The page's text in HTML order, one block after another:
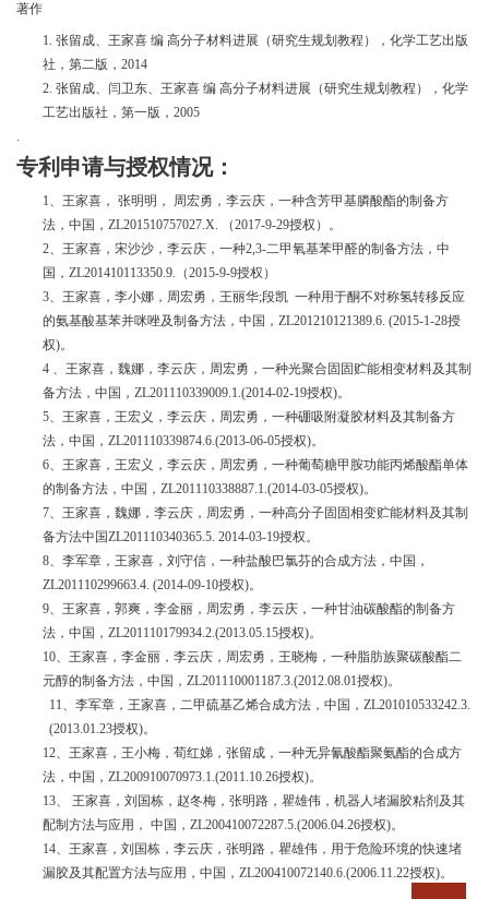
著作
1. 张留成、王家喜 编 高分子材料进展（研究生规划教程），化学工艺出版
社，第二版， 2014
2. 张留成、闫卫东、王家喜 编 高分子材料进展（研究生规划教程），化学
工艺出版社，第一版， 2005
.
专利申请与授权情况：
1、 王家喜， 张明明，
周宏勇，李云庆，一种含芳甲基膦酸酯的制备方
法，中国， ZL201510757027.X. （2017-9-29授权）。
2、王家喜，宋沙沙，李云庆，一种2,3-二甲氧基苯甲醛的制备方法，中
国，ZL201410113350.9.（2015-9-9授权）
3、王家喜，李小娜，周宏勇，王丽华;段凯 一种用于酮不对称氢转移反应
的氨基酸基苯并咪唑及制备方法，中国，ZL201210121389.6. (2015-1-28授
权)。
4 、王家喜，魏娜，李云庆，周宏勇，一种光聚合固固贮能相变材料及其制
备方法，中国，ZL201110339009.1.(2014-02-19授权)。
5、王家喜，王宏义，李云庆，周宏勇，一种硼吸附凝胶材料及其制备方
法，中国，ZL201110339874.6.(2013-06-05授权)。
6、王家喜，王宏义，李云庆，周宏勇，一种葡萄糖甲胺功能丙烯酸酯单体
的制备方法，中国，ZL201110338887.1.(2014-03-05授权)。
7、王家喜，魏娜，李云庆，周宏勇，一种高分子固固相变贮能材料及其制
备方法中国ZL201110340365.5. 2014-03-19授权。
8、李军章，王家喜，刘守信，一种盐酸巴氯芬的合成方法，中国，
ZL201110299663.4. (2014-09-10授权)。
9、王家喜，郭爽，李金丽，周宏勇，李云庆，一种甘油碳酸酯的制备方
法，中国，ZL201110179934.2.(2013.05.15授权)。
10、王家喜，李金丽，李云庆，周宏勇，王晓梅，一种脂肪族聚碳酸酯二
元醇的制备方法，中国，ZL201110001187.3.(2012.08.01授权)。
11、李军章，王家喜，二甲硫基乙烯合成方法，中国，ZL201010533242.3.
(2013.01.23授权)。
12、王家喜，王小梅，荀红娣，张留成，一种无异氰酸酯聚氨酯的合成方
法，中国，ZL200910070973.1.(2011.10.26授权)。
13、 王家喜，刘国栋，赵冬梅，张明路，瞿雄伟，机器人堵漏胶粘剂及其
配制方法与应用， 中国，ZL200410072287.5.(2006.04.26授权)。
14、王家喜，刘国栋，李云庆，张明路，瞿雄伟，用于危险环境的快速堵
漏胶及其配置方法与应用，中国，ZL200410072140.6.(2006.11.22授权)。